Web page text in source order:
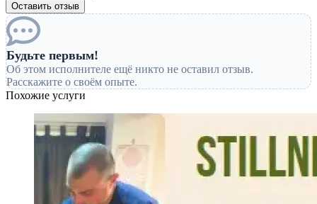
Оставить отзыв
Будьте первым!
Об этом исполнителе ещё никто не оставил отзыв.
Расскажите о своём опыте.
Похожие услуги